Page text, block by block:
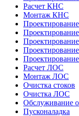
Расчет КНС
Монтаж КНС
Расчет ЛОС
Монтаж ЛОС
Очистка стоков
Очистка ЛОС
Обслуживание
Пусконаладка